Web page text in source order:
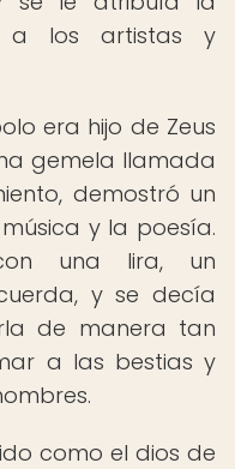
a los artistas y
era hijo de Zeus
gemela llamada
demostró un
y la poesía.
una lira, un
y se decía
de manera tan
a las bestias y
como el dios de